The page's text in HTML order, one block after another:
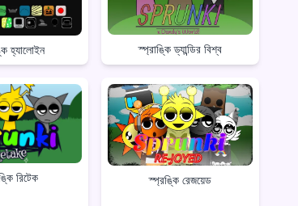
হ্যালোইন
স্প্রাঙ্কি ড্যান্ডির বিশ্ব
রিটেক স্প্রঙ্কি রেজয়েড